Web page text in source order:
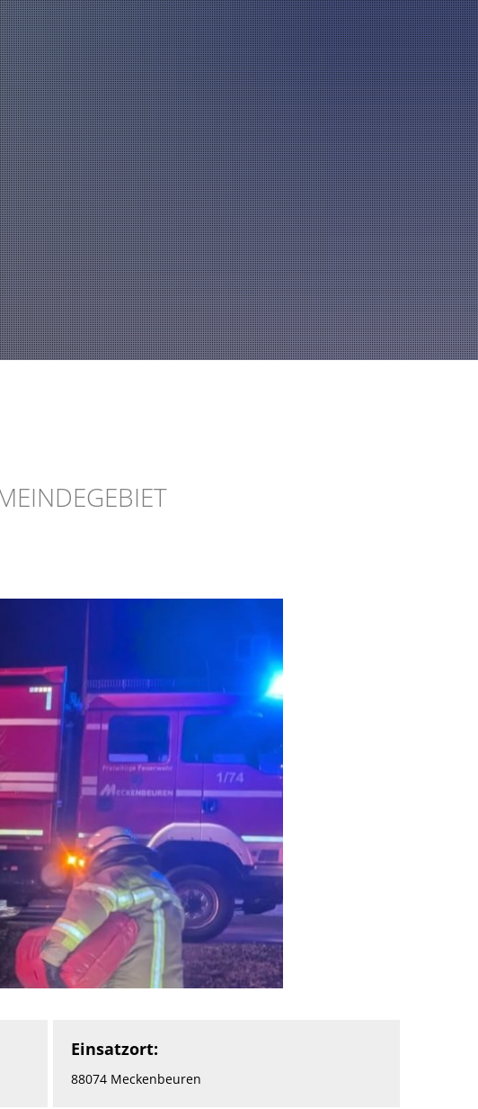
Spielmannszug Mitglied werden A A A
Einsatzort:
88074 Meckenbeuren